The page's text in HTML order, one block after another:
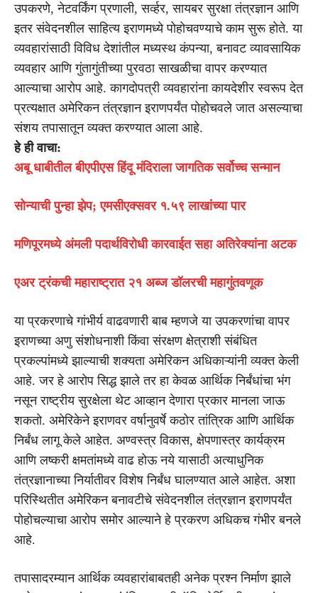
उपकरणे, नेटवर्किंग प्रणाली, सर्व्हर, सायबर सुरक्षा तंत्रज्ञान आणि
इतर संवेदनशील साहित्य इराणमध्ये पोहोचवण्याचे काम सुरू होते. या
व्यवहारांसाठी विविध देशांतील मध्यस्थ कंपन्या, बनावट व्यावसायिक
व्यवहार आणि गुंतागुंतीच्या पुरवठा साखळीचा वापर करण्यात
आल्याचा आरोप आहे. कागदोपत्री व्यवहारांना कायदेशीर स्वरूप देत
प्रत्यक्षात अमेरिकन तंत्रज्ञान इराणपर्यंत पोहोचवले जात असल्याचा
संशय तपासातून व्यक्त करण्यात आला आहे.
हे ही वाचा:
अबू धाबीतील बीएपीएस हिंदू मंदिराला जागतिक सर्वोच्च सन्मान
सोन्याची पुन्हा झेप; एमसीएक्सवर १.५९ लाखांच्या पार
मणिपूरमध्ये अंमली पदार्थविरोधी कारवाईत सहा अतिरेक्यांना अटक
एअर ट्रंकची महाराष्ट्रात २१ अब्ज डॉलरची महागुंतवणूक
या प्रकरणाचे गांभीर्य वाढवणारी बाब म्हणजे या उपकरणांचा वापर
इराणच्या अणु संशोधनाशी किंवा संरक्षण क्षेत्राशी संबंधित
प्रकल्पांमध्ये झाल्याची शक्यता अमेरिकन अधिकाऱ्यांनी व्यक्त केली
आहे. जर हे आरोप सिद्ध झाले तर हा केवळ आर्थिक निर्बंधांचा भंग
नसून राष्ट्रीय सुरक्षेला थेट आव्हान देणारा प्रकार मानला जाऊ
शकतो. अमेरिकेने इराणवर वर्षानुवर्षे कठोर तांत्रिक आणि आर्थिक
निर्बंध लागू केले आहेत. अण्वस्त्र विकास, क्षेपणास्त्र कार्यक्रम
आणि लष्करी क्षमतांमध्ये वाढ होऊ नये यासाठी अत्याधुनिक
तंत्रज्ञानाच्या निर्यातीवर विशेष निर्बंध घालण्यात आले आहेत. अशा
परिस्थितीत अमेरिकन बनावटीचे संवेदनशील तंत्रज्ञान इराणपर्यंत
पोहोचल्याचा आरोप समोर आल्याने हे प्रकरण अधिकच गंभीर बनले
आहे.
तपासादरम्यान आर्थिक व्यवहारांबाबतही अनेक प्रश्न निर्माण झाले